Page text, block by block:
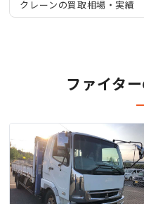
クレーンの買取相場・実績
ファイタ